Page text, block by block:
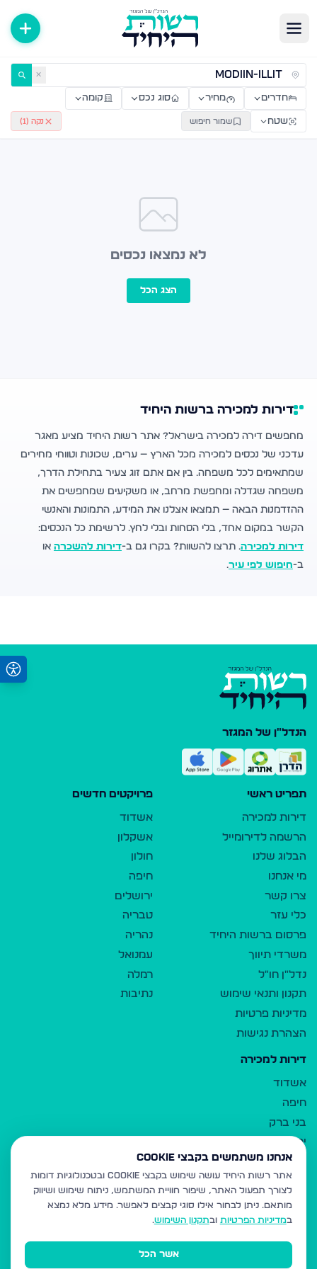
דירות למכירה ולהשכרה — רשות היחיד ✕
חדרים מחיר סוג נכס קומה
שטח שמור חיפוש נקה ( 1
)
לא נמצאו נכסים
הצג הכל
דירות למכירה ברשות היחיד
מחפשים דירה למכירה בישראל? אתר רשות היחיד מציע מאגר
עדכני של נכסים למכירה מכל הארץ — ערים, שכונות וטווחי מחירים
שמתאימים לכל משפחה. בין אם אתם זוג צעיר בתחילת הדרך,
משפחה שגדלה ומחפשת מרחב, או משקיעים שמחפשים את
ההזדמנות הבאה — תמצאו אצלנו את המידע, התמונות והאנשי
הקשר במקום אחד, בלי הסחות ובלי לחץ. לרשימת כל הנכסים:
דירות למכירה. תרצו להשוות? בקרו גם ב-דירות להשכרה או
ב-חיפוש לפי עיר.
הנדל"ן של המגזר
תפריט ראשי
דירות למכירה
הרשמה לדירומייל
הבלוג שלנו
מי אנחנו
צרו קשר
כלי עזר
פרסום ברשות היחיד
משרדי תיווך
נדל"ן חו"ל
תקנון ותנאי שימוש
מדיניות פרטיות
הצהרת נגישות
פרויקטים חדשים
אשדוד
אשקלון
חולון
חיפה
ירושלים
טבריה
נהריה
עמנואל
רמלה
נתיבות
דירות למכירה
אשדוד
חיפה
בני ברק
ירושלים
אלעד
גבעת זאב
בית שמש
רכסים
מודיעין עילית
אנחנו משתמשים בקבצי Cookie
אתר רשות היחיד עושה שימוש בקבצי Cookie ובטכנולוגיות דומות
לצורך תפעול האתר, שיפור חוויית המשתמש, ניתוח שימוש ושיווק
מותאם. ניתן לבחור אילו סוגי קבצים לאפשר. מידע מלא נמצא
במדיניות הפרטיות ובתקנון השימוש.
אשר הכל